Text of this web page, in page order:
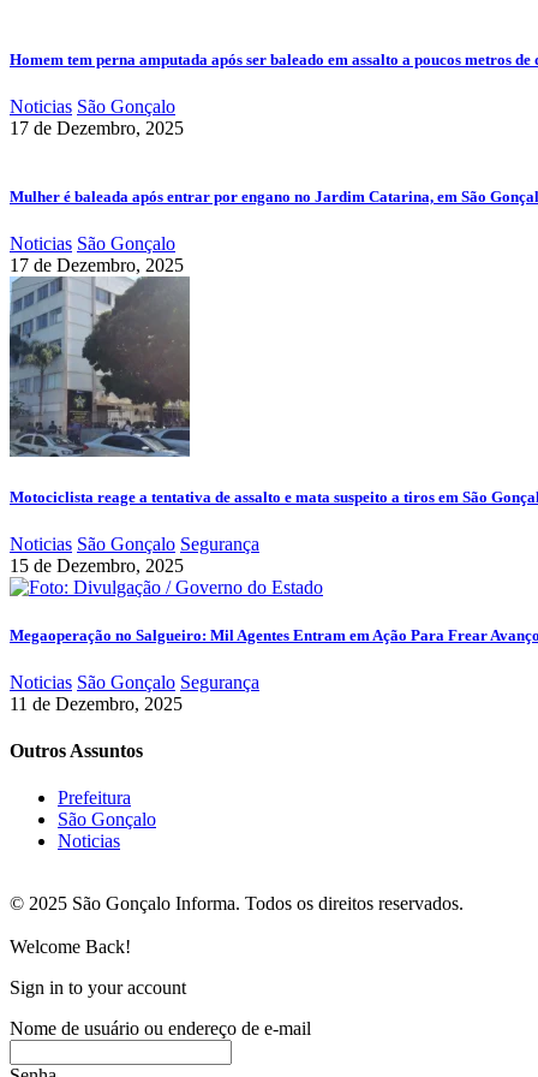
Homem tem perna amputada após ser baleado em assalto a poucos metros de
Noticias São Gonçalo
17 de Dezembro, 2025
Mulher é baleada após entrar por engano no Jardim Catarina, em São
Noticias São Gonçalo
17 de Dezembro, 2025
Motociclista reage a tentativa de assalto e mata suspeito a tiros em São
Noticias São Gonçalo Segurança
15 de Dezembro, 2025
Megaoperação no Salgueiro: Mil Agentes Entram em Ação Para Frear
Noticias São Gonçalo Segurança
11 de Dezembro, 2025
Outros Assuntos
Prefeitura
São Gonçalo
Noticias
© 2025 São Gonçalo Informa. Todos os direitos reservados.
Welcome Back!
Sign in to your account
Nome de usuário ou endereço de e-mail